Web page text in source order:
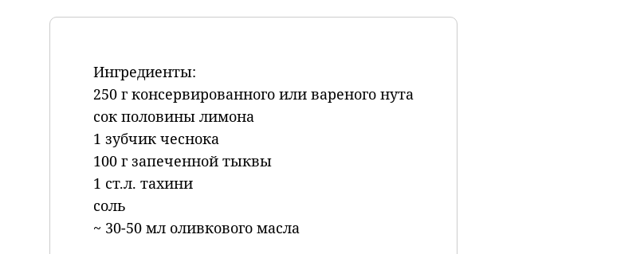
Ингредиенты:
250 г консервированного или вареного нута
сок половины лимона
1 зубчик чеснока
100 г запеченной тыквы
1 ст.л. тахини
соль
~ 30-50 мл оливкового масла